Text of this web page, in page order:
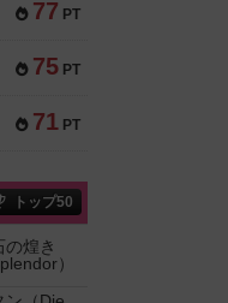
77 PT
75 PT
71 PT
トップ50